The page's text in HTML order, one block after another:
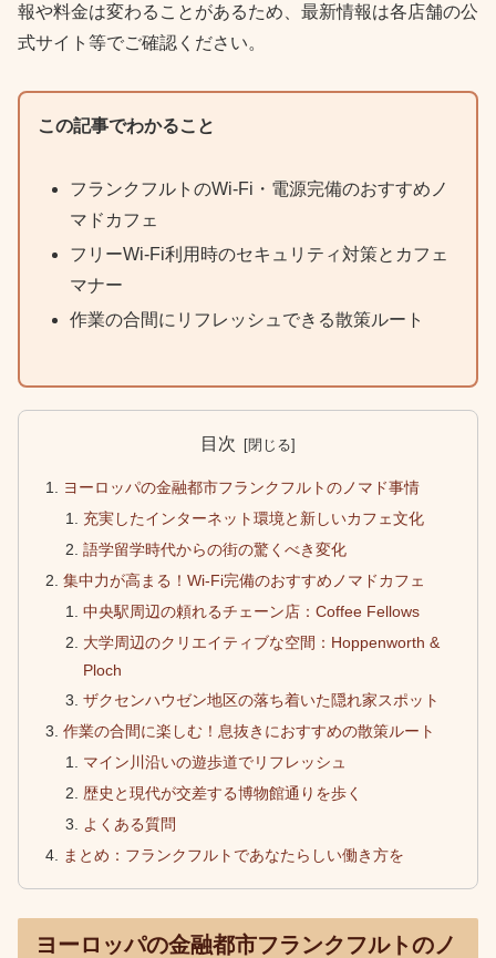
報や料金は変わることがあるため、最新情報は各店舗の公
式サイト等でご確認ください。
この記事でわかること
フランクフルトのWi-Fi・電源完備のおすすめノ
マドカフェ
フリーWi-Fi利用時のセキュリティ対策とカフェ
マナー
作業の合間にリフレッシュできる散策ルート
目次
ヨーロッパの金融都市フランクフルトのノマド事情
充実したインターネット環境と新しいカフェ文化
語学留学時代からの街の驚くべき変化
集中力が高まる！Wi-Fi完備のおすすめノマドカフェ
中央駅周辺の頼れるチェーン店：Coffee Fellows
大学周辺のクリエイティブな空間：Hoppenworth &
Ploch
ザクセンハウゼン地区の落ち着いた隠れ家スポット
作業の合間に楽しむ！息抜きにおすすめの散策ルート
マイン川沿いの遊歩道でリフレッシュ
歴史と現代が交差する博物館通りを歩く
よくある質問
まとめ：フランクフルトであなたらしい働き方を
ヨーロッパの金融都市フランクフルトのノ